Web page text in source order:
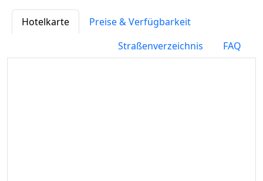
Hotelkarte
Preise & Verfügbarkeit
Straßenverzeichnis
FAQ